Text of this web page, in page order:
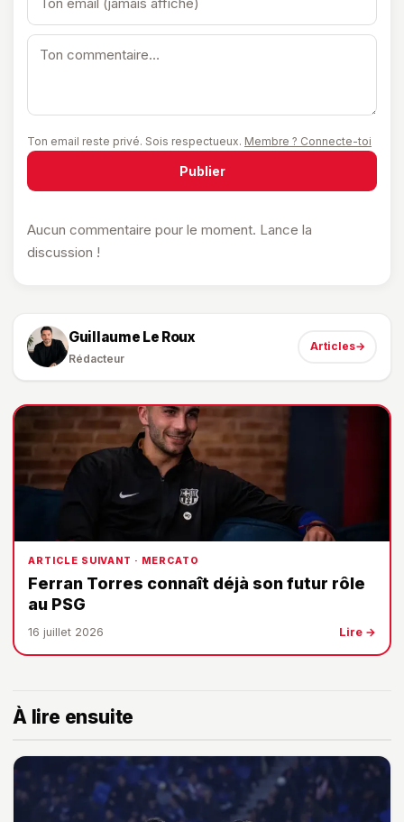
Ton email reste privé. Sois respectueux. Membre ? Connecte-toi
Publier
Aucun commentaire pour le moment. Lance la
discussion !
Guillaume Le Roux
Rédacteur
Articles→
ARTICLE SUIVANT · MERCATO
Ferran Torres connaît déjà son futur rôle
au PSG
16 juillet 2026 Lire →
À lire ensuite